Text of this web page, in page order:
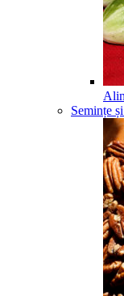
Semințe